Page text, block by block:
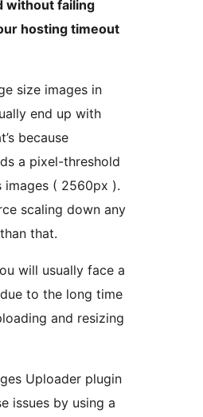
without failing
hosting timeout
size images in
end up with
because
a pixel-threshold
images ( 2560px ).
scaling down any
that.
will usually face a
to the long time
and resizing
Uploader plugin
issues by using a